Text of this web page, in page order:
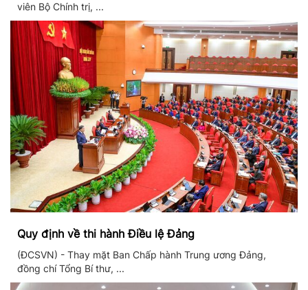
viên Bộ Chính trị, ...
Quy định về thi hành Điều lệ Đảng
(ĐCSVN) - Thay mặt Ban Chấp hành Trung ương Đảng,
đồng chí Tổng Bí thư, ...